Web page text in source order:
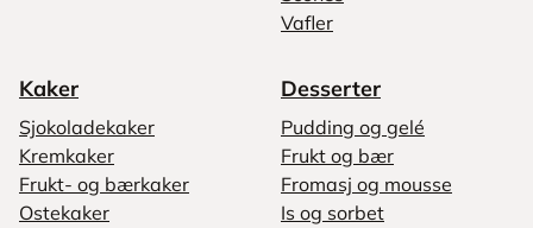
Vafler
Kaker
Sjokoladekaker
Kremkaker
Frukt- og bærkaker
Ostekaker
Desserter
Pudding og gelé
Frukt og bær
Fromasj og mousse
Is og sorbet